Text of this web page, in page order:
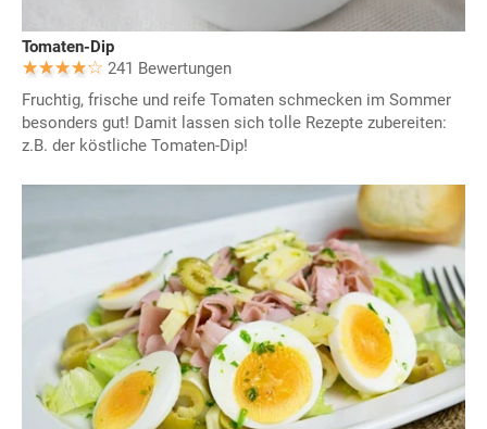
Tomaten-Dip
241 Bewertungen
Fruchtig, frische und reife Tomaten schmecken im Sommer
besonders gut! Damit lassen sich tolle Rezepte zubereiten:
z.B. der köstliche Tomaten-Dip!